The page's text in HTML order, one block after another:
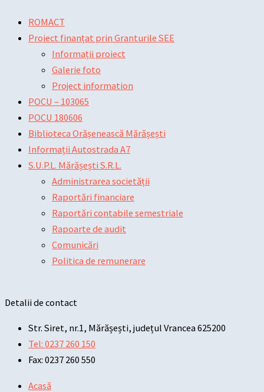
content
Menu
ROMACT
Proiect finanțat prin Granturile SEE
Informații proiect
Galerie foto
Project information
POCU – 103065
POCU 180606
Biblioteca Orășenească Mărășești
Informații Autostrada A7
S.U.P.L. Mărășești S.R.L.
Administrarea societății
Raportări financiare
Raportări contabile semestriale
Rapoarte de audit
Comunicări
Politica de remunerare
Detalii de contact
Str. Siret, nr.1, Mărășești, județul Vrancea 625200
Tel: 0237 260 150
Fax: 0237 260 550
Acasă
Menunavigation